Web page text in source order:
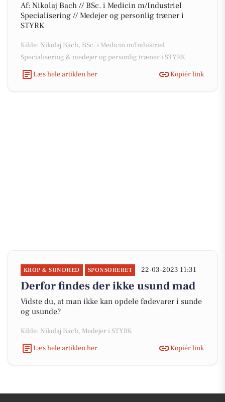
Af: Nikolaj Bach // BSc. i Medicin m/Industriel
Specialisering // Medejer og personlig træner i
STYRK
Kilde: Nikolaj Bach, BSc. i Medicin m/Industriel
Specialisering & medejer og personlig træner i STYRK
Læs hele artiklen her
Kopiér link
KROP & SUNDHED SPONSORERET 22-03-2023 11:31
Derfor findes der ikke usund mad
Vidste du, at man ikke kan opdele fødevarer i sunde
og usunde?
Kilde: Nikolaj Bach, Medejer i STYRK
Læs hele artiklen her
Kopiér link